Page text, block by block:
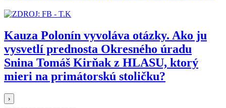
Kauza Polonín vyvoláva otázky. Ako ju
vysvetlí prednosta Okresného úradu
Snina Tomáš Kirňak z HLASU, ktorý
mieri na primátorskú stoličku?
›